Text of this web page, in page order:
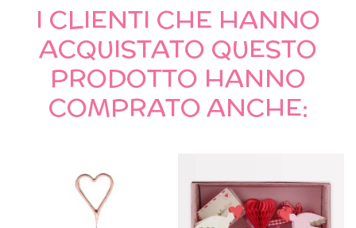
I CLIENTI CHE HANNO
ACQUISTATO QUESTO
PRODOTTO HANNO
COMPRATO ANCHE: